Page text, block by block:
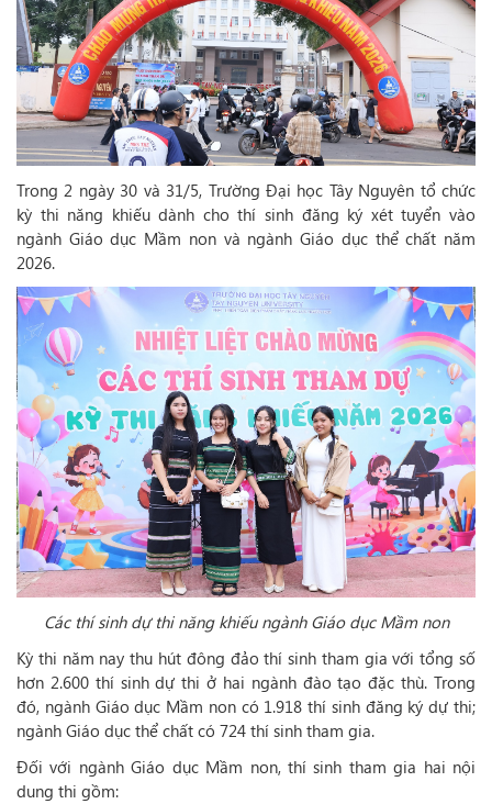
Trong 2 ngày 30 và 31/5, Trường Đại học Tây Nguyên tổ chức
kỳ thi năng khiếu dành cho thí sinh đăng ký xét tuyển vào
ngành Giáo dục Mầm non và ngành Giáo dục thể chất năm
2026.
Các thí sinh dự thi năng khiếu ngành Giáo dục Mầm non
Kỳ thi năm nay thu hút đông đảo thí sinh tham gia với tổng số
hơn 2.600 thí sinh dự thi ở hai ngành đào tạo đặc thù. Trong
đó, ngành Giáo dục Mầm non có 1.918 thí sinh đăng ký dự thi;
ngành Giáo dục thể chất có 724 thí sinh tham gia.
Đối với ngành Giáo dục Mầm non, thí sinh tham gia hai nội
dung thi gồm: